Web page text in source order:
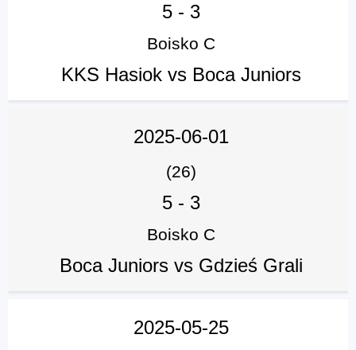
5- 3
Boisko C
KKS Hasiok vs Boca Juniors
2025-06-01
(26)
5- 3
Boisko C
Boca Juniors vs Gdzieś Grali
2025-05-25